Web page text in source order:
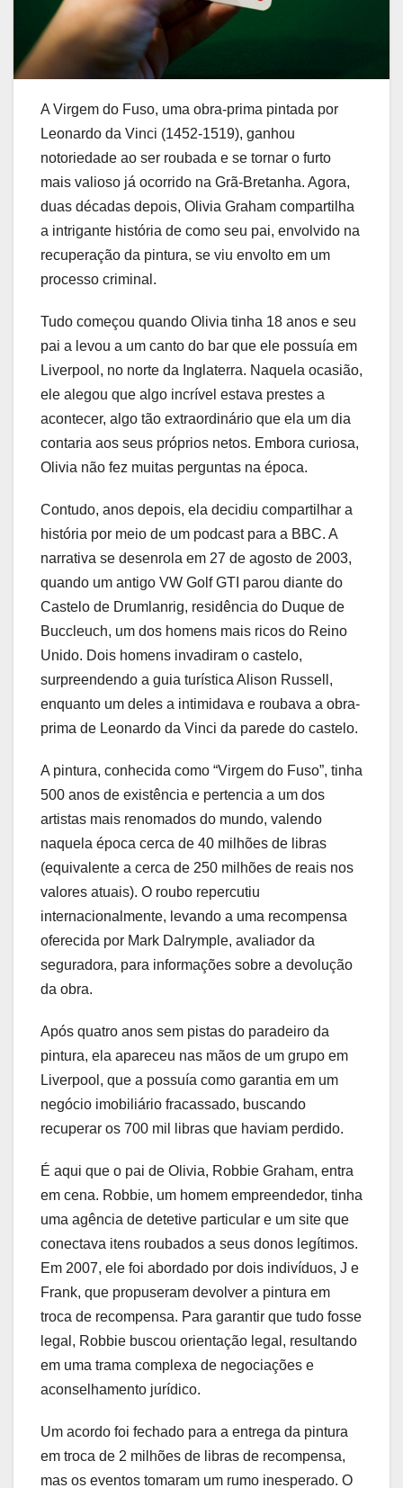
A Virgem do Fuso, uma obra-prima pintada por
Leonardo da Vinci (1452-1519), ganhou
notoriedade ao ser roubada e se tornar o furto
mais valioso já ocorrido na Grã-Bretanha. Agora,
duas décadas depois, Olivia Graham compartilha
a intrigante história de como seu pai, envolvido na
recuperação da pintura, se viu envolto em um
processo criminal.
Tudo começou quando Olivia tinha 18 anos e seu
pai a levou a um canto do bar que ele possuía em
Liverpool, no norte da Inglaterra. Naquela ocasião,
ele alegou que algo incrível estava prestes a
acontecer, algo tão extraordinário que ela um dia
contaria aos seus próprios netos. Embora curiosa,
Olivia não fez muitas perguntas na época.
Contudo, anos depois, ela decidiu compartilhar a
história por meio de um podcast para a BBC. A
narrativa se desenrola em 27 de agosto de 2003,
quando um antigo VW Golf GTI parou diante do
Castelo de Drumlanrig, residência do Duque de
Buccleuch, um dos homens mais ricos do Reino
Unido. Dois homens invadiram o castelo,
surpreendendo a guia turística Alison Russell,
enquanto um deles a intimidava e roubava a obra-
prima de Leonardo da Vinci da parede do castelo.
A pintura, conhecida como “Virgem do Fuso”, tinha
500 anos de existência e pertencia a um dos
artistas mais renomados do mundo, valendo
naquela época cerca de 40 milhões de libras
(equivalente a cerca de 250 milhões de reais nos
valores atuais). O roubo repercutiu
internacionalmente, levando a uma recompensa
oferecida por Mark Dalrymple, avaliador da
seguradora, para informações sobre a devolução
da obra.
Após quatro anos sem pistas do paradeiro da
pintura, ela apareceu nas mãos de um grupo em
Liverpool, que a possuía como garantia em um
negócio imobiliário fracassado, buscando
recuperar os 700 mil libras que haviam perdido.
É aqui que o pai de Olivia, Robbie Graham, entra
em cena. Robbie, um homem empreendedor, tinha
uma agência de detetive particular e um site que
conectava itens roubados a seus donos legítimos.
Em 2007, ele foi abordado por dois indivíduos, J e
Frank, que propuseram devolver a pintura em
troca de recompensa. Para garantir que tudo fosse
legal, Robbie buscou orientação legal, resultando
em uma trama complexa de negociações e
aconselhamento jurídico.
Um acordo foi fechado para a entrega da pintura
em troca de 2 milhões de libras de recompensa,
mas os eventos tomaram um rumo inesperado. O